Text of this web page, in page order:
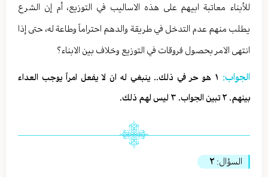
للأبناء معاتبة ابيهم على هذه الاساليب في التوزيع، أم إن الشرع
يطلب منهم عدم التدخل في طريقة والدهم احتراماً وطاعة له، حتى إذا
انتهى الامر بحصول فروقات في التوزيع وخلاف بين الابناء؟
الجواب:
١ هو حر في ذلك.. ينبغي له ان لا يفعل امراً يوجب العداء
بينهم. ٢ تبين الجواب. ٣ ليس لهم ذلك.
السؤال: ٢